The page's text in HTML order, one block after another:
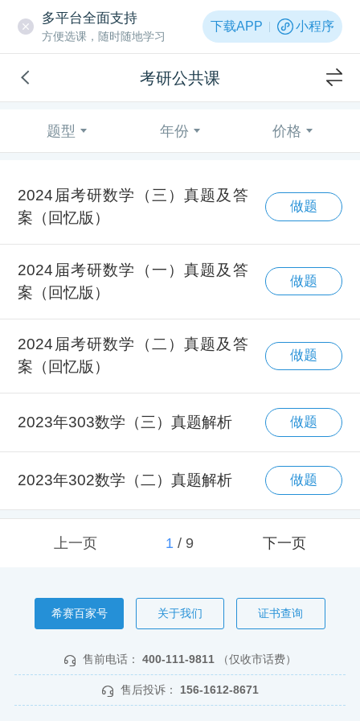
多平台全面支持
方便选课，随时随地学习
下载APP 小程序
考研公共课
题型 年份 价格
2024届考研数学（三）真题及答
案（回忆版）
做题
2024届考研数学（一）真题及答
案（回忆版）
做题
2024届考研数学（二）真题及答
案（回忆版）
做题
2023年303数学（三）真题解析 做题
2023年302数学（二）真题解析 做题
上一页 1/ 9 下一页
希赛百家号 关于我们 证书查询
售前电话： 400-111-9811 （仅收市话费）
售后投诉： 156-1612-8671